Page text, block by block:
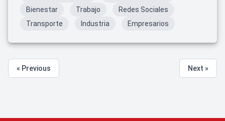
Bienestar
Trabajo
Redes Sociales
Transporte
Industria Empresarios
« Previous Next »